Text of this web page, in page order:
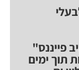
פייננס"
תוך ימים